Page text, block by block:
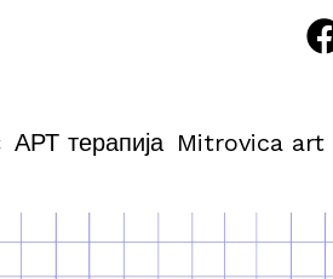
АРТ терапија Mitrovica art